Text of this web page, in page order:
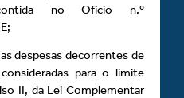
no Ofício n.º
despesas decorrentes de
para o limite
II, da Lei Complementar